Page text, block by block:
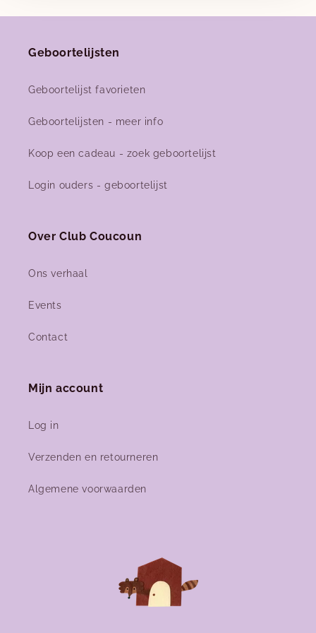
Geboortelijsten
Geboortelijst favorieten
Geboortelijsten - meer info
Koop een cadeau - zoek geboortelijst
Login ouders - geboortelijst
Over Club Coucoun
Ons verhaal
Events
Contact
Mijn account
Log in
Verzenden en retourneren
Algemene voorwaarden